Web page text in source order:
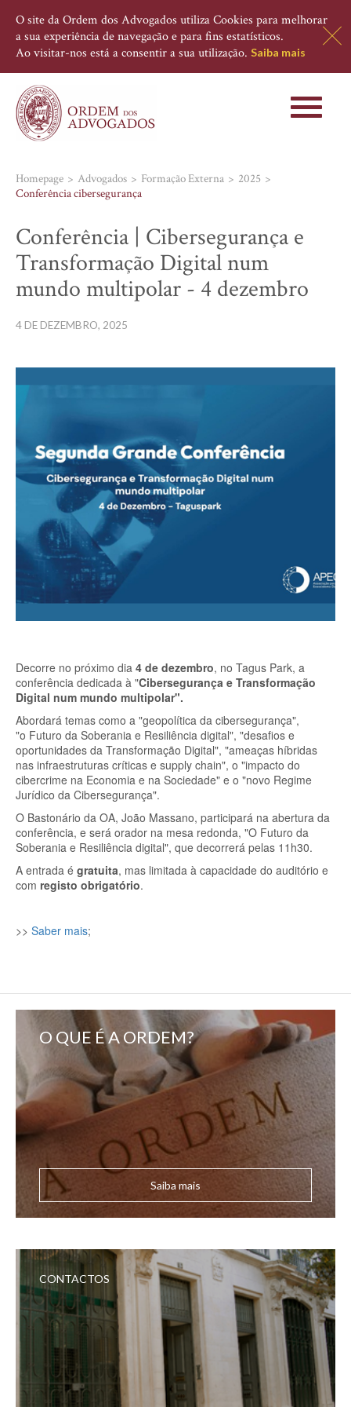
O site da Ordem dos Advogados utiliza Cookies para melhorar
a sua experiência de navegação e para fins estatísticos.
Ao visitar-nos está a consentir a sua utilização. Saiba mais
Toggle
Homepage Advogados Formação Externa
2025
Conferência cibersegurança
Conferência | Cibersegurança e
Transformação Digital num
mundo multipolar - 4 dezembro
4 DE DEZEMBRO, 2025
Decorre no próximo dia 4 de dezembro, no Tagus Park, a
conferência dedicada à "Cibersegurança e Transformação
Digital num mundo multipolar".
Abordará temas como a "geopolítica da cibersegurança",
"o Futuro da Soberania e Resiliência digital", "desafios e
oportunidades da Transformação Digital", "ameaças híbridas
nas infraestruturas críticas e supply chain", o "impacto do
cibercrime na Economia e na Sociedade" e o "novo Regime
Jurídico da Cibersegurança".
O Bastonário da OA, João Massano, participará na abertura da
conferência, e será orador na mesa redonda, "O Futuro da
Soberania e Resiliência digital", que decorrerá pelas 11h30.
A entrada é gratuita, mas limitada à capacidade do auditório e
com registo obrigatório.
>> Saber mais;
O QUE É A ORDEM?
Saiba mais
CONTACTOS